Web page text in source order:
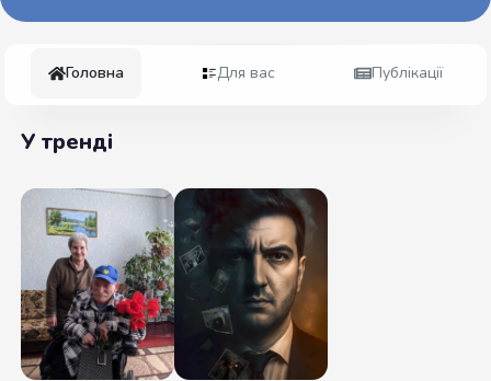
Головна Для вас Публікації
У тренді